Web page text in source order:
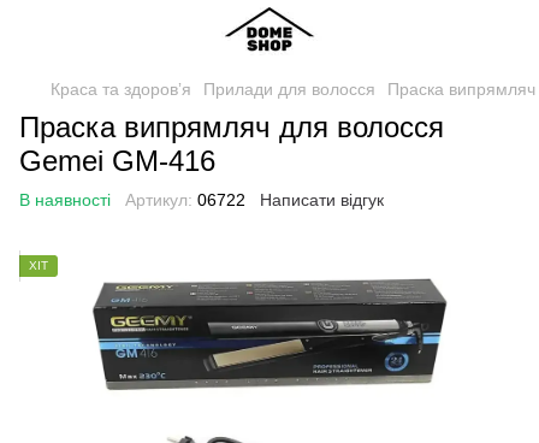
Краса та здоровʼя Прилади для волосся Праска
Праска випрямляч для волосся
Gemei GM-416
В наявності Артикул: 06722 Написати відгук
ХІТ